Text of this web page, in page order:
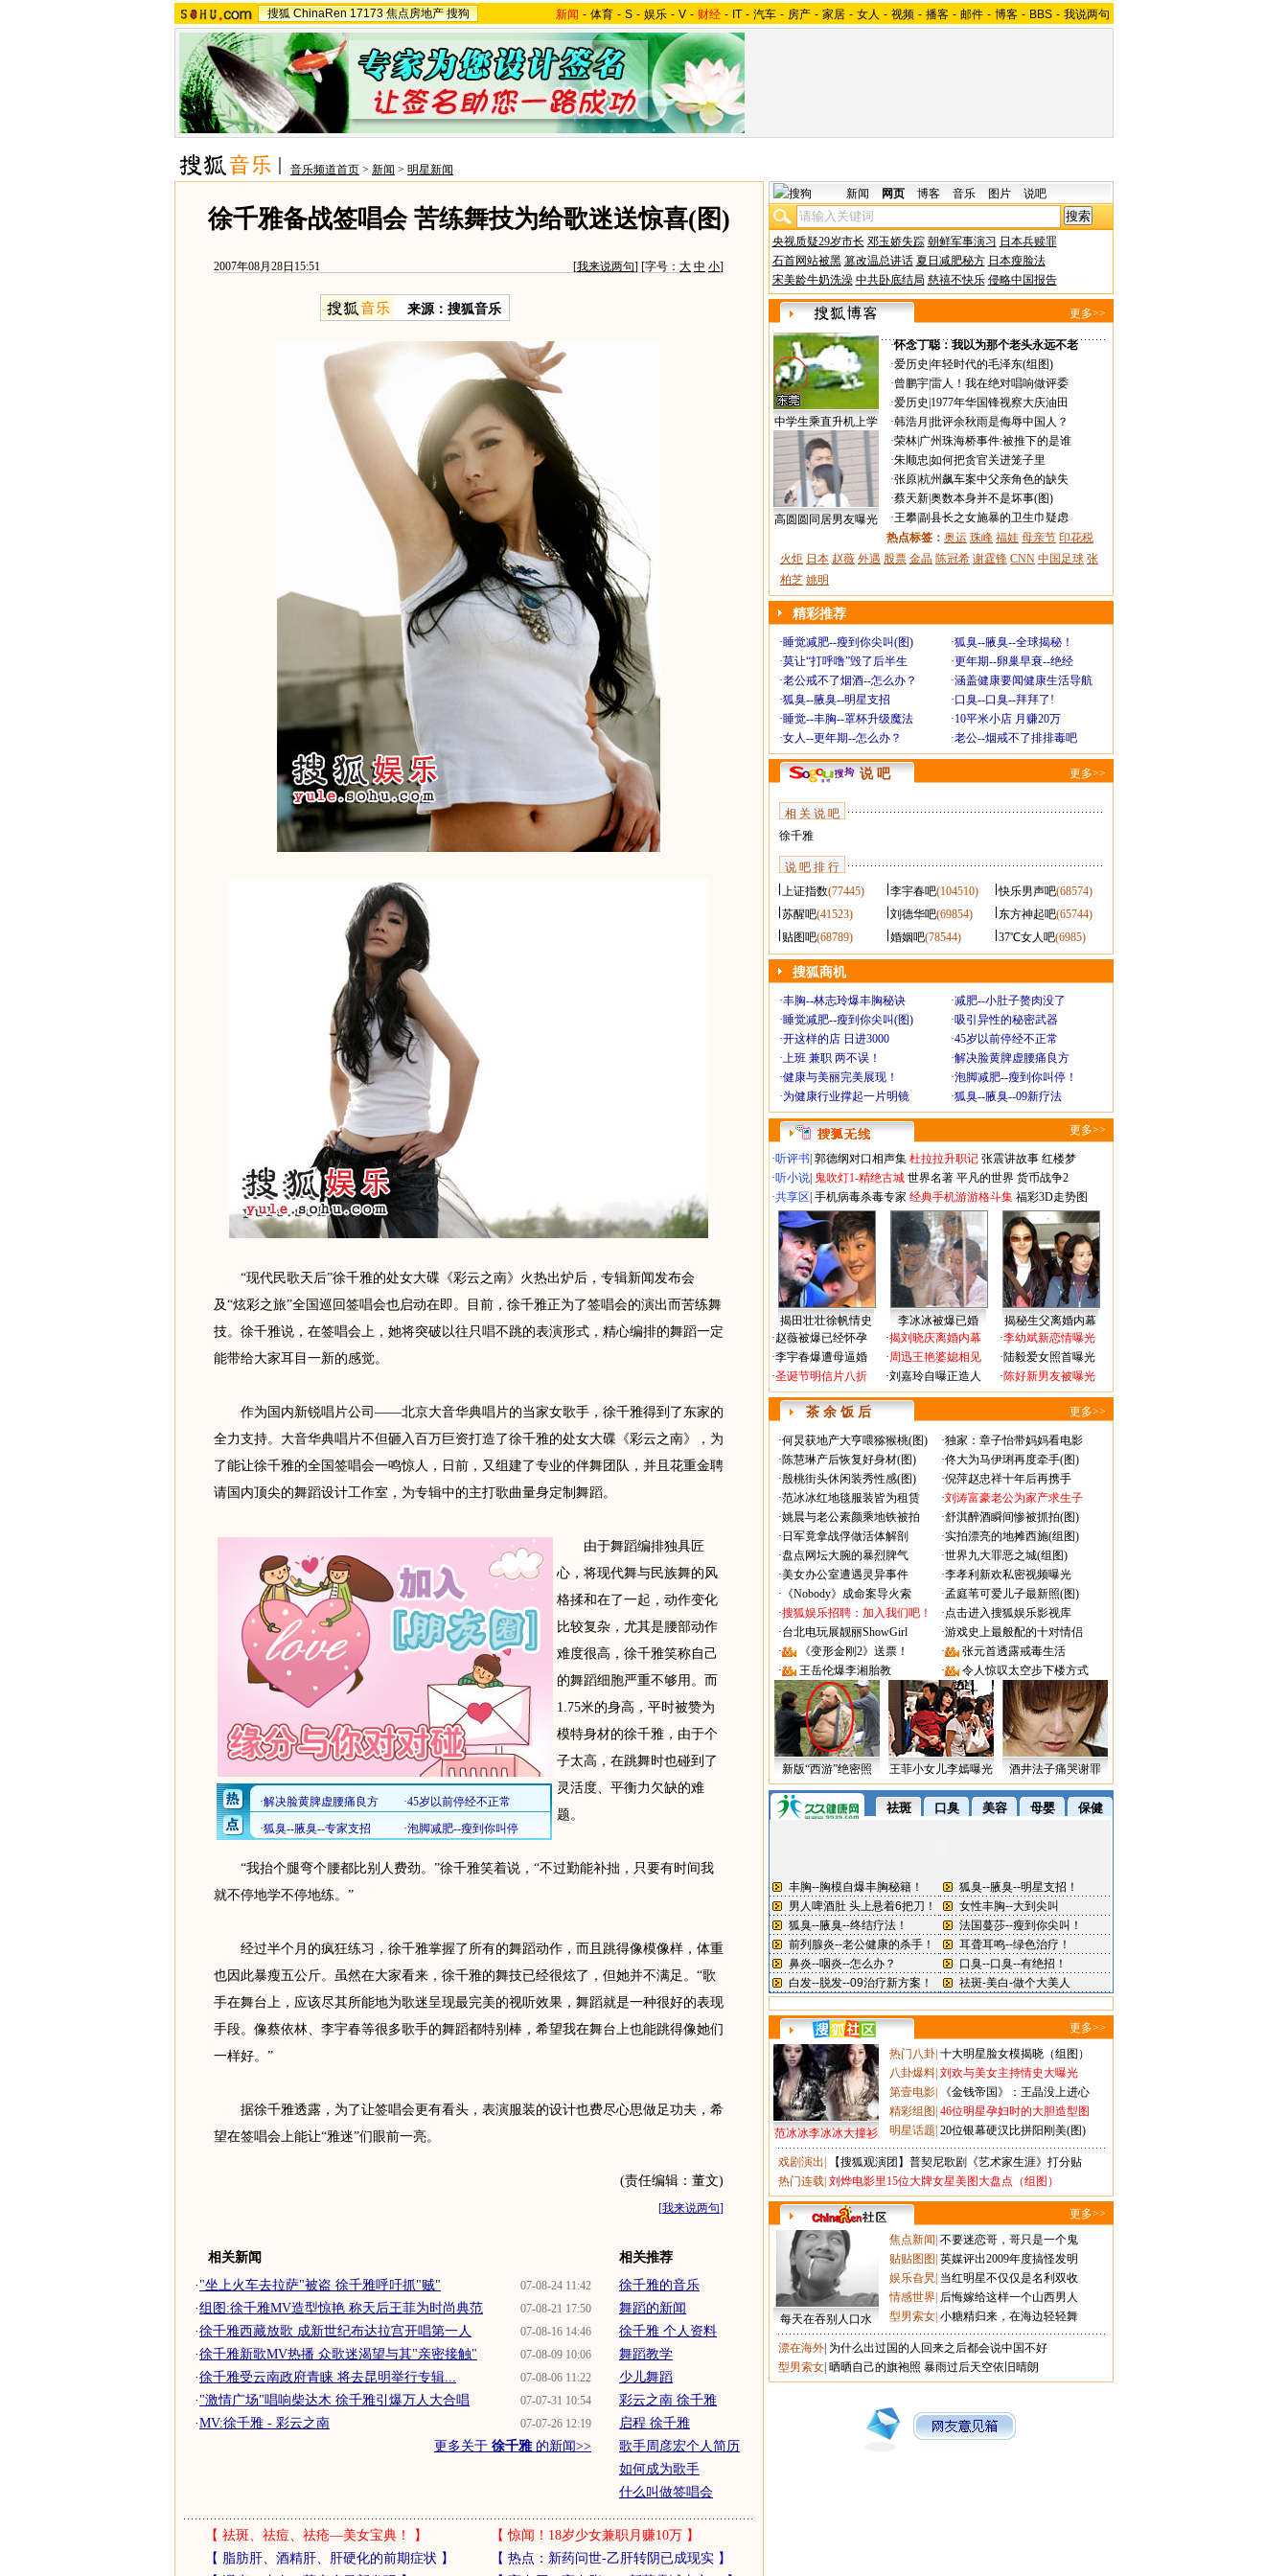
搜狐 ChinaRen 17173 焦点房地产 搜狗 新闻 - 体育 - S - 娱乐 - V - 财经 - IT - 汽车 - 房产 - 家居 - 女人 - 视频 - 播客 - 邮件 - 博客 - BBS - 我说两句
音乐频道首页 > 新闻 > 明星新闻
徐千雅备战签唱会 苦练舞技为给歌迷送惊喜(图)
2007年08月28日15:51 [我来说两句] [字号： 大 中 小]
来源：搜狐音乐
“现代民歌天后”徐千雅的处女大碟《彩云之南》火热出炉后，专辑新闻发布会
及“炫彩之旅”全国巡回签唱会也启动在即。目前，徐千雅正为了签唱会的演出而苦练舞
技。徐千雅说，在签唱会上，她将突破以往只唱不跳的表演形式，精心编排的舞蹈一定
能带给大家耳目一新的感觉。
作为国内新锐唱片公司——北京大音华典唱片的当家女歌手，徐千雅得到了东家的
全力支持。大音华典唱片不但砸入百万巨资打造了徐千雅的处女大碟《彩云之南》，为
了能让徐千雅的全国签唱会一鸣惊人，日前，又组建了专业的伴舞团队，并且花重金聘
请国内顶尖的舞蹈设计工作室，为专辑中的主打歌曲量身定制舞蹈。
由于舞蹈编排独具匠
心，将现代舞与民族舞的风
格揉和在了一起，动作变化
比较复杂，尤其是腰部动作
难度很高，徐千雅笑称自己
的舞蹈细胞严重不够用。而
1.75米的身高，平时被赞为
模特身材的徐千雅，由于个
子太高，在跳舞时也碰到了
灵活度、平衡力欠缺的难
题。
“我抬个腿弯个腰都比别人费劲。”徐千雅笑着说，“不过勤能补拙，只要有时间我
就不停地学不停地练。”
经过半个月的疯狂练习，徐千雅掌握了所有的舞蹈动作，而且跳得像模像样，体重
也因此暴瘦五公斤。虽然在大家看来，徐千雅的舞技已经很炫了，但她并不满足。“歌
手在舞台上，应该尽其所能地为歌迷呈现最完美的视听效果，舞蹈就是一种很好的表现
手段。像蔡依林、李宇春等很多歌手的舞蹈都特别棒，希望我在舞台上也能跳得像她们
一样好。”
据徐千雅透露，为了让签唱会更有看头，表演服装的设计也费尽心思做足功夫，希
望在签唱会上能让“雅迷”们眼前一亮。
(责任编辑：董文)
[我来说两句]
相关新闻
07-08-24 11:42
· "坐上火车去拉萨"被盗 徐千雅呼吁抓"贼"
07-08-21 17:50
·组图:徐千雅MV造型惊艳 称天后王菲为时尚典范
07-08-16 14:46
·徐千雅西藏放歌 成新世纪布达拉宫开唱第一人
07-08-09 10:06
·徐千雅新歌MV热播 众歌迷渴望与其"亲密接触"
07-08-06 11:22
·徐千雅受云南政府青睐 将去昆明举行专辑...
07-07-31 10:54
· "激情广场"唱响柴达木 徐千雅引爆万人大合唱
07-07-26 12:19
·MV:徐千雅 - 彩云之南
更多关于 徐千雅的新闻>>
相关推荐
徐千雅的音乐
舞蹈的新闻
徐千雅 个人资料
舞蹈教学
少儿舞蹈
彩云之南 徐千雅
启程 徐千雅
歌手周彦宏个人简历
如何成为歌手
什么叫做签唱会
【 祛斑、祛痘、祛疮—美女宝典！ 】 【惊闻！18岁少女兼职月赚10万】
【 脂肪肝、酒精肝、肝硬化的前期症状 】 【 热点：新药问世-乙肝转阴已成现实】
新闻 网页 博客 音乐 图片 说吧
央视质疑29岁市长 邓玉娇失踪 朝鲜军事演习 日本兵赎罪
石首网站被黑 篡改温总讲话 夏日减肥秘方 日本瘦脸法
宋美龄牛奶洗澡 中共卧底结局 慈禧不快乐 侵略中国报告
更多>>
中学生乘直升机上学
高圆圆同居男友曝光
·怀念丁聪：我以为那个老头永远不老
·爱历史 年轻时代的毛泽东(组图)
·曾鹏宇|雷人！我在绝对唱响做评委
·爱历史 1977年华国锋视察大庆油田
·韩浩月 批评余秋雨是侮辱中国人？
·荣林| 广州珠海桥事件:被推下的是谁
·朱顺忠 如何把贪官关进笼子里
·张原|杭州飙车案中父亲角色的缺失
·蔡天新|奥数本身并不是坏事(图)
·王攀|副县长之女施暴的卫生巾疑虑
热点标签： 奥运 珠峰 福娃 母亲节 印花税
火炬 日本 赵薇 外遇 股票 金晶 陈冠希 谢霆锋 CNN 中国足球 张
柏芝 姚明
精彩推荐
·睡觉减肥--瘦到你尖叫(图) ·狐臭--腋臭--全球揭秘！
·莫让“打呼噜”毁了后半生 ·更年期--卵巢早衰--绝经
·老公戒不了烟酒--怎么办？ ·涵盖健康要闻健康生活导航
·狐臭--腋臭--明星支招 ·口臭--口臭--拜拜了!
·睡觉--丰胸--罩杯升级魔法 ·10平米小店 月赚20万
·女人--更年期--怎么办？ ·老公--烟戒不了排排毒吧
说 吧 更多>>
相 关 说 吧
徐千雅
说 吧 排 行
上证指数(77445) 李宇春吧(104510) 快乐男声吧(68574)
苏醒吧(41523) 刘德华吧(69854) 东方神起吧(65744)
贴图吧(68789) 婚姻吧(78544) 37℃女人吧(6985)
搜狐商机
·丰胸--林志玲爆丰胸秘诀 ·减肥--小肚子赘肉没了
·睡觉减肥--瘦到你尖叫(图) ·吸引异性的秘密武器
·开这样的店 日进3000 ·45岁以前停经不正常
·上班 兼职 两不误！ ·解决脸黄脾虚腰痛良方
·健康与美丽完美展现！ ·泡脚减肥--瘦到你叫停！
·为健康行业撑起一片明镜 ·狐臭--腋臭--09新疗法
更多>>
·听评书 郭德纲对口相声集 杜拉拉升职记 张震讲故事 红楼梦
·听小说 鬼吹灯1-精绝古城 世界名著 平凡的世界 货币战争2
·共享区 手机病毒杀毒专家 经典手机游游格斗集 福彩3D走势图
揭田壮壮徐帆情史 李冰冰被爆已婚
揭秘生父离婚内幕
·赵薇被爆已经怀孕
·李宇春爆遭母逼婚
·圣诞节明信片八折
·揭刘晓庆离婚内幕
·周迅王艳婆媳相见
·刘嘉玲自曝正造人
·李幼斌新恋情曝光
·陆毅爱女照首曝光
·陈好新男友被曝光
茶 余 饭 后 更多>>
·何炅获地产大亨喂猕猴桃(图) ·独家：章子怡带妈妈看电影
·陈慧琳产后恢复好身材(图) ·佟大为马伊琍再度牵手(图)
·殷桃街头休闲装秀性感(图) ·倪萍赵忠祥十年后再携手
·范冰冰红地毯服装皆为租赁 ·刘涛富豪老公为家产求生子
·姚晨与老公素颜乘地铁被拍 ·舒淇醉酒瞬间惨被抓拍(图)
· 日军竟拿战俘做活体解剖 ·实拍漂亮的地摊西施(组图)
·盘点网坛大腕的暴烈脾气 ·世界九大罪恶之城(组图)
·美女办公室遭遇灵异事件 ·李孝利新欢私密视频曝光
· 《Nobody》成命案导火索 ·孟庭苇可爱儿子最新照(图)
·搜狐娱乐招聘：加入我们吧！ ·点击进入搜狐娱乐影视库
·台北电玩展靓丽ShowGirl ·游戏史上最般配的十对情侣
·
《变形金刚2》送票！ ·
张元首透露戒毒生活
·
王岳伦爆李湘胎教 · 令人惊叹太空步下楼方式
新版“西游”绝密照 王菲小女儿李嫣曝光 酒井法子痛哭谢罪
更多>>
范冰冰李冰冰大撞衫
热门八卦 十大明星脸女模揭晓（组图）
八卦爆料 刘欢与美女主持情史大曝光
第壹电影
《金钱帝国》：王晶没上进心
精彩组图 46位明星孕妇时的大胆造型图
明星话题 20位银幕硬汉比拼阳刚美(图)
戏剧演出
【搜狐观演团】普契尼歌剧《艺术家生涯》打分贴
热门连载 刘烨电影里15位大牌女星美图大盘点（组图）
更多>>
每天在吞别人口水
焦点新闻 不要迷恋哥，哥只是一个鬼
贴贴图图 英媒评出2009年度搞怪发明
娱乐旮旯 当红明星不仅仅是名利双收
情感世界 后悔嫁给这样一个山西男人
型男索女 小糖精归来，在海边轻轻舞
漂在海外 为什么出过国的人回来之后都会说中国不好
型男索女 晒晒自己的旗袍照 暴雨过后天空依旧晴朗